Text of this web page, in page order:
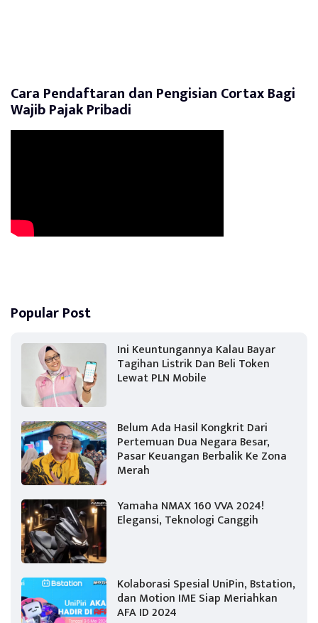
Cara Pendaftaran dan Pengisian Cortax Bagi
Wajib Pajak Pribadi
Popular Post
Ini Keuntungannya Kalau Bayar
Tagihan Listrik Dan Beli Token
Lewat PLN Mobile
Belum Ada Hasil Kongkrit Dari
Pertemuan Dua Negara Besar,
Pasar Keuangan Berbalik Ke Zona
Merah
Yamaha NMAX 160 VVA 2024!
Elegansi, Teknologi Canggih
Kolaborasi Spesial UniPin, Bstation,
dan Motion IME Siap Meriahkan
AFA ID 2024